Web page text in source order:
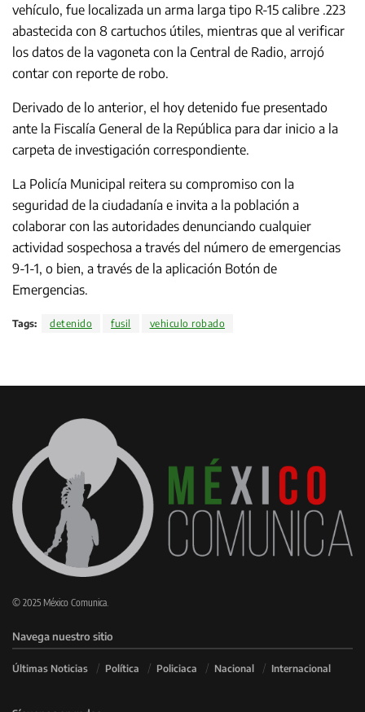
vehículo, fue localizada un arma larga tipo R-15 calibre .223
abastecida con 8 cartuchos útiles, mientras que al verificar
los datos de la vagoneta con la Central de Radio, arrojó
contar con reporte de robo.
Derivado de lo anterior, el hoy detenido fue presentado
ante la Fiscalía General de la República para dar inicio a la
carpeta de investigación correspondiente.
La Policía Municipal reitera su compromiso con la
seguridad de la ciudadanía e invita a la población a
colaborar con las autoridades denunciando cualquier
actividad sospechosa a través del número de emergencias
9-1-1, o bien, a través de la aplicación Botón de
Emergencias.
Tags: detenido fusil vehiculo robado
© 2025 México Comunica.
Navega nuestro sitio
Últimas Noticias Política Policiaca Nacional Internacional